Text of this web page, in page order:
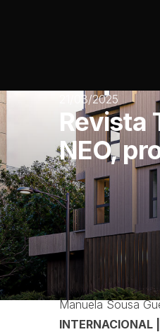
21/03/2025
Revista
NEO,
Publicação Original:
Neo com
Manuela Sousa